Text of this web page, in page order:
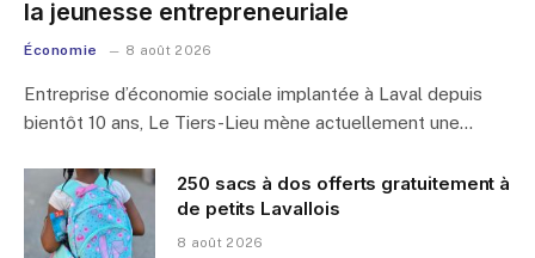
la jeunesse entrepreneuriale
Économie 8 août 2026
Entreprise d’économie sociale implantée à Laval depuis
bientôt 10 ans, Le Tiers-Lieu mène actuellement une…
250 sacs à dos offerts gratuitement à
de petits Lavallois
8 août 2026